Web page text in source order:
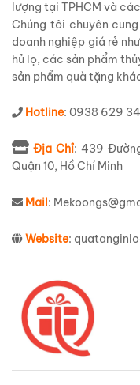
lượng tại TPHCM và
Chúng tôi chuyên
doanh nghiệp giá rẻ
hủ lọ, các sản phẩm
sản phẩm quà tặng
Hotline: 0938 629
Địa Chỉ: 439
Quận 10, Hồ Chí Minh
Mail:
Website: